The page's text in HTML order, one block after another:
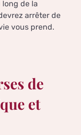
de la
arrêter de
vous prend.
de
et